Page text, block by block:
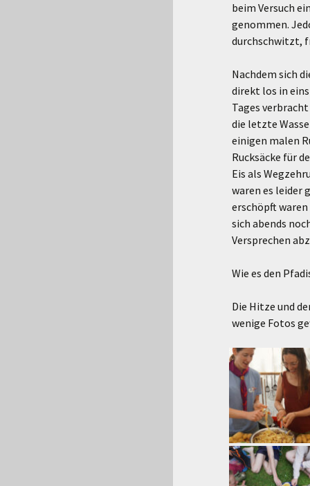
beim Versuch
genommen.
durchschwitzt,
Nachdem sich
direkt los in
Tages
die letzte
einigen malen
Rucksäcke für
Eis als
waren es leider
erschöpft
sich abends
Versprechen
Wie es den
Die Hitze und
wenige Fotos